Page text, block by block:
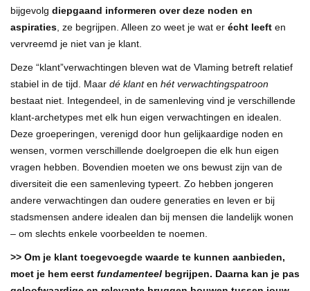
bijgevolg diepgaand informeren over deze noden en
aspiraties , ze begrijpen. Alleen zo weet je wat er écht leeft en
vervreemd je niet van je klant.
Deze “klant”verwachtingen bleven wat de Vlaming betreft relatief
stabiel in de tijd. Maar dé klanten hét verwachtingspatroon
bestaat niet. Integendeel, in de samenleving vind je verschillende
klant-archetypes met elk hun eigen verwachtingen en idealen.
Deze groeperingen, verenigd door hun gelijkaardige noden en
wensen, vormen verschillende doelgroepen die elk hun eigen
vragen hebben. Bovendien moeten we ons bewust zijn van de
diversiteit die een samenleving typeert. Zo hebben jongeren
andere verwachtingen dan oudere generaties en leven er bij
stadsmensen andere idealen dan bij mensen die landelijk wonen
– om slechts enkele voorbeelden te noemen.
>> Om je klant toegevoegde waarde te kunnen aanbieden,
moet je hem eerst fundamenteel begrijpen. Daarna kan je pas